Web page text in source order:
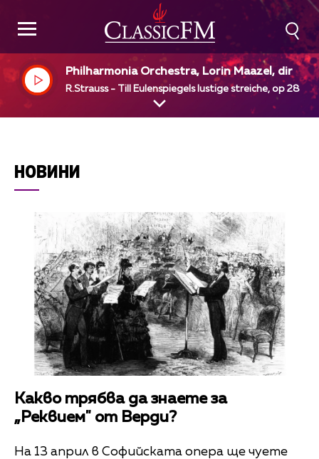
Philharmonia Orchestra, Lorin Maazel, dir
R.Strauss - Till Eulenspiegels lustige streiche, op 28
НОВИНИ
Какво трябва да знаете за
„Реквием" от Верди?
На 13 април в Софийската опера ще чуете